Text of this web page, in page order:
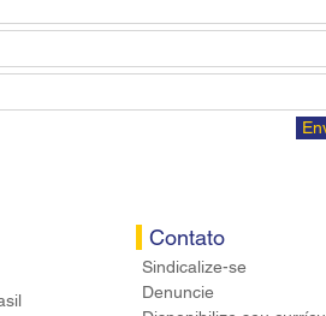
Contato
Sindicalize-se
Denuncie